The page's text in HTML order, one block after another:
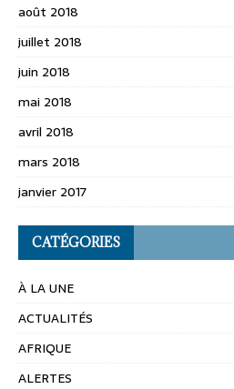
août 2018
juillet 2018
juin 2018
mai 2018
avril 2018
mars 2018
janvier 2017
CATÉGORIES
À LA UNE
ACTUALITÉS
AFRIQUE
ALERTES